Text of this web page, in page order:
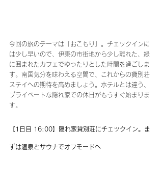
今回の旅のテーマは「おこもり」。チェックインに
は少し早いので、伊東の市街地から少し離れた、緑
に囲まれたカフェでゆったりとした時間を過ごしま
す。南国気分を味わえる空間で、これからの貸別荘
ステイへの期待を高めましょう。ホテルとは違う、
プライベートな隠れ家での休日がもうすぐ始まりま
す。
【1日目 16:00】隠れ家貸別荘にチェックイン。ま
ずは温泉とサウナでオフモードへ